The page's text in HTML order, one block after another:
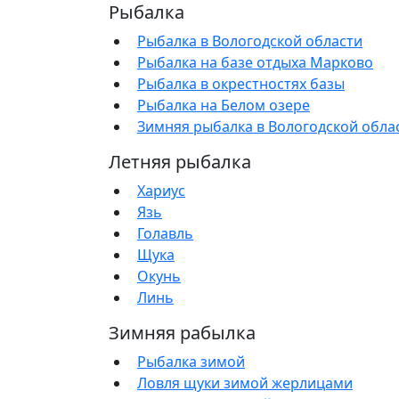
Рыбалка
Рыбалка в Вологодской области
Рыбалка на базе отдыха Марково
Рыбалка в окрестностях базы
Рыбалка на Белом озере
Зимняя рыбалка в Вологодской
Летняя рыбалка
Хариус
Язь
Голавль
Щука
Окунь
Линь
Зимняя рабылка
Рыбалка зимой
Ловля щуки зимой жерлицами